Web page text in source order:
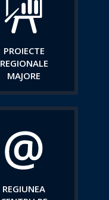
PROIECTE
REGIONALE
MAJORE
REGIUNEA